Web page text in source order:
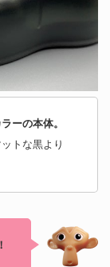
ーの本体。
トな黒より